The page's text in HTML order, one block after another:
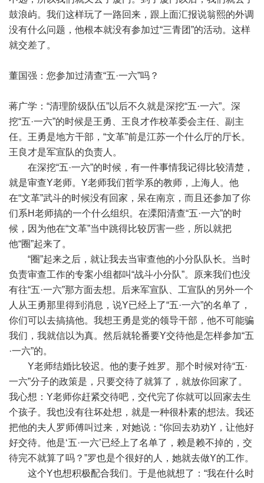
鼓浪屿。我们这样玩了一路回来，跟上面汇报说翁熙的外调
没有什么问题，他根本就没有参加过“三青团”的活动。这样
就交差了。
董国强：您参加过清查“五·一六”吗？
蒋广学：“清理阶级队伍”以后不久就是深挖“五·一六”。深
挖“五·一六”的时候是王勇、王良才作校革委会主任、副主
任。王勇是地方干部，“文革”前是江苏一个什么厅的厅长。
王良才是军宣队的负责人。
在深挖“五·一六”的时候，有一件事情我记得比较清楚，
就是审查Y老师。Y老师我们哲学系的教师，上海人。他
在“文革”武斗的时候没有回家，呆在南京，而且还参加了你
们系H老师搞的一个什么组织。在溧阳清查“五·一六”的时
候，因为他在“文革”当中跳得比较厉害一些，所以就把
他“圈”起来了。
“圈”起来之后，就让我去当审查他的小分队队长。当时
负责审查工作的专案小组都叫“战斗小分队”。原来我们也没
有往“五·一六”那方面去想。后来军宣队、工宣队的另外一个
人从王勇那里得到消息，说Y已经上了“五·一六”的名单了，
你们可以去搞搞他。我想王勇是党的领导干部，他不可能骗
我们，我就信以为真。然后就轮番要Y交待他是怎样参加“五
·一六”的。
Y老师结婚比较迟。他的妻子姓罗。那个时候对待“五·
一六”分子的政策是，只要交待了就算了，就放你回家了。
我心想：Y老师你赶紧交待吧，交代完了你就可以回家去生
个孩子。我也没有往坏处想，就是一种很朴素的想法。我还
把他的夫人罗师傅叫过来，对她说：“你回去劝劝Y，让他好
好交待。他是‘五·一六’已经上了名单了，赖是赖不掉的，交
待完不就算了吗？”罗也是个很好的人，她就去做Y的工作。
这个Y也想积极配合我们。于是他就想了：“我在什么时